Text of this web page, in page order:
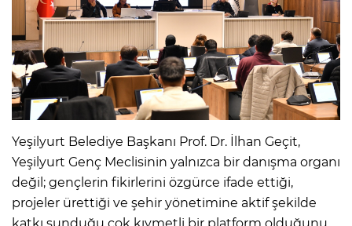
Yeşilyurt Belediye Başkanı Prof. Dr. İlhan Geçit,
Yeşilyurt Genç Meclisinin yalnızca bir danışma organı
değil; gençlerin fikirlerini özgürce ifade ettiği,
projeler ürettiği ve şehir yönetimine aktif şekilde